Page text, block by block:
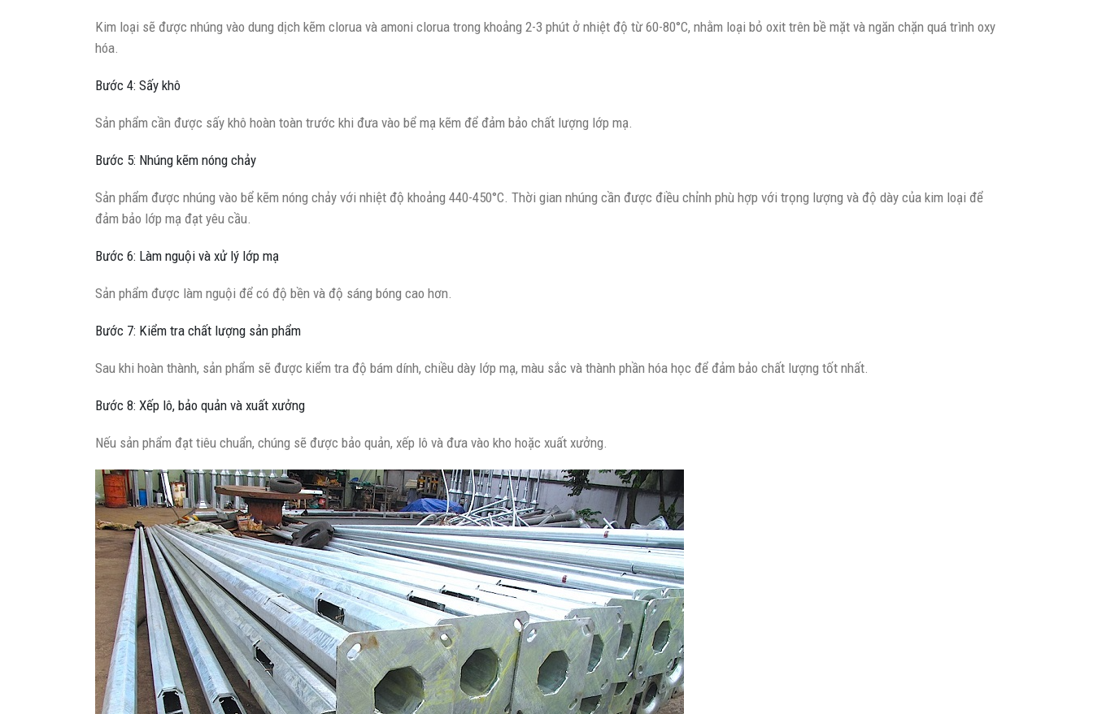
Kim loại sẽ được nhúng vào dung dịch kẽm clorua và amoni clorua trong khoảng 2-3 phút ở nhiệt độ từ 60-80°C, nhằm loại bỏ oxit trên bề mặt và ngăn chặn quá trình oxy
hóa.
Bước 4: Sấy khô
Sản phẩm cần được sấy khô hoàn toàn trước khi đưa vào bể mạ kẽm để đảm bảo chất lượng lớp mạ.
Bước 5: Nhúng kẽm nóng chảy
Sản phẩm được nhúng vào bể kẽm nóng chảy với nhiệt độ khoảng 440-450°C. Thời gian nhúng cần được điều chỉnh phù hợp với trọng lượng và độ dày của kim loại để
đảm bảo lớp mạ đạt yêu cầu.
Bước 6: Làm nguội và xử lý lớp mạ
Sản phẩm được làm nguội để có độ bền và độ sáng bóng cao hơn.
Bước 7: Kiểm tra chất lượng sản phẩm
Sau khi hoàn thành, sản phẩm sẽ được kiểm tra độ bám dính, chiều dày lớp mạ, màu sắc và thành phần hóa học để đảm bảo chất lượng tốt nhất.
Bước 8: Xếp lô, bảo quản và xuất xưởng
Nếu sản phẩm đạt tiêu chuẩn, chúng sẽ được bảo quản, xếp lô và đưa vào kho hoặc xuất xưởng.